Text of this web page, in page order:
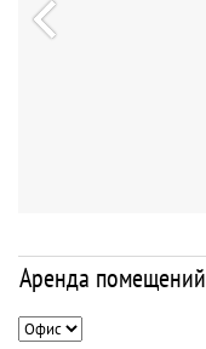
Аренда помещений